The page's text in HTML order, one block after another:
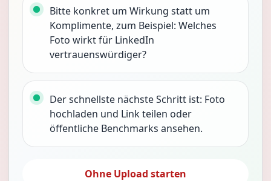
Bitte konkret um Wirkung statt um
Komplimente, zum Beispiel: Welches
Foto wirkt für LinkedIn
vertrauenswürdiger?
Der schnellste nächste Schritt ist: Foto
hochladen und Link teilen oder
öffentliche Benchmarks ansehen.
Ohne Upload starten